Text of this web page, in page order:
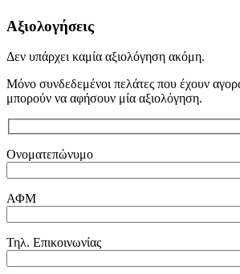
Αξιολογήσεις
Δεν υπάρχει καμία αξιολόγηση ακόμη.
Μόνο συνδεδεμένοι πελάτες που έχουν
μπορούν να αφήσουν μία αξιολόγηση.
Ονοματεπώνυμο
ΑΦΜ
Τηλ. Επικοινωνίας